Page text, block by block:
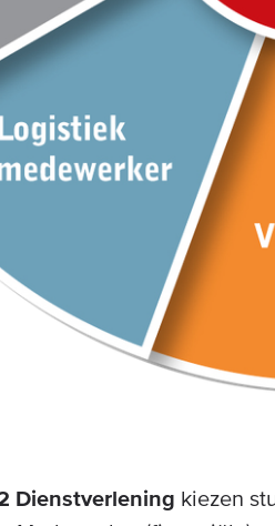
Dienstverlening kiezen